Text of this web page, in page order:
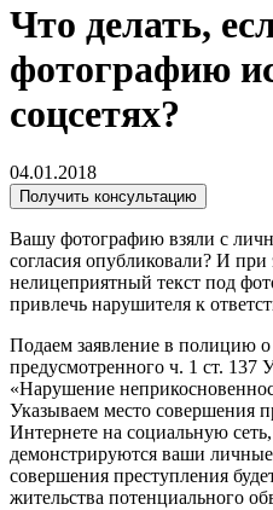
Что делать,
фотографию
соцсетях?
04.01.2018
Получить консультацию
Вашу фотографию взяли с
согласия опубликовали? И при
нелицеприятный текст под
привлечь нарушителя к
Подаем заявление в полицию
предусмотренного ч. 1 ст. 137
«Нарушение
Указываем место совершения
Интернете на социальную сеть,
демонстрируются ваши
совершения преступления
жительства потенциального